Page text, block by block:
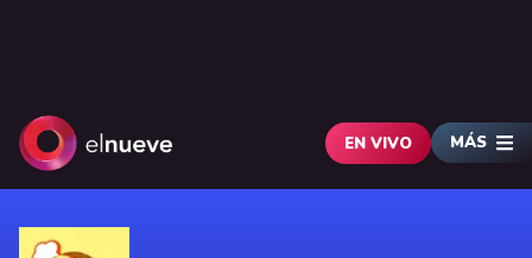
EN VIVO MÁS